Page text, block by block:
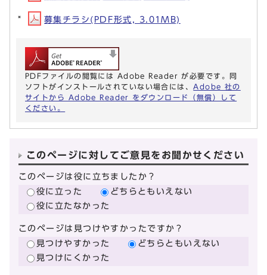
募集チラシ(PDF形式, 3.01MB)
PDFファイルの閲覧には Adobe Reader が必要です。同
ソフトがインストールされていない場合には、 Adobe 社の
サイトから Adobe Reader をダウンロード（無償）して
ください。
このページに対してご意見をお聞かせください
このページは役に立ちましたか？
役に立った
どちらともいえない
役に立たなかった
このページは見つけやすかったですか？
見つけやすかった
どちらともいえない
見つけにくかった